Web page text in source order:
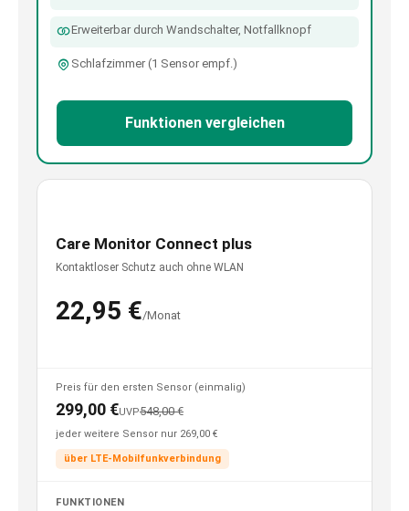
Erweiterbar durch Wandschalter, Notfallknopf
Schlafzimmer (1 Sensor empf.)
Funktionen vergleichen
Care Monitor Connect plus
Kontaktloser Schutz auch ohne WLAN
22,95 €/Monat
Preis für den ersten Sensor (einmalig)
299,00 €UVP548,00 €
jeder weitere Sensor nur 269,00 €
über LTE-Mobilfunkverbindung
FUNKTIONEN